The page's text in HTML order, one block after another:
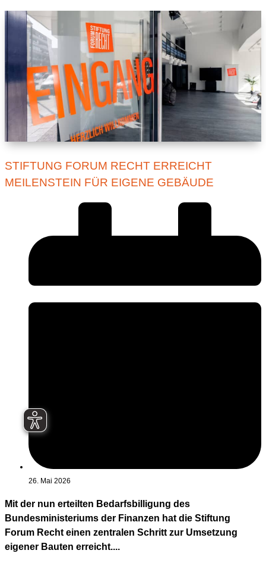
STIFTUNG FORUM RECHT ERREICHT
MEILENSTEIN FÜR EIGENE GEBÄUDE
26. Mai 2026
Mit der nun erteilten Bedarfsbilligung des
Bundesministeriums der Finanzen hat die Stiftung
Forum Recht einen zentralen Schritt zur Umsetzung
eigener Bauten erreicht....